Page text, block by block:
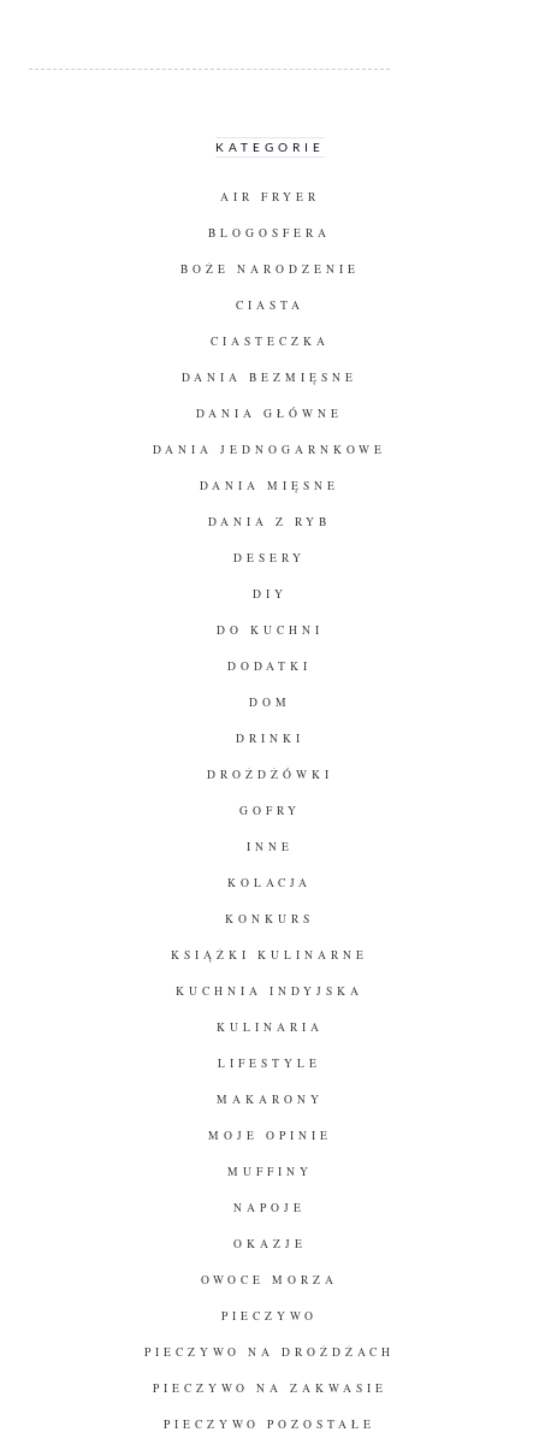
KATEGORIE
AIR FRYER
BLOGOSFERA
BOŻE NARODZENIE
CIASTA
CIASTECZKA
DANIA BEZMIĘSNE
DANIA GŁÓWNE
DANIA JEDNOGARNKOWE
DANIA MIĘSNE
DANIA Z RYB
DESERY
DIY
DO KUCHNI
DODATKI
DOM
DRINKI
DROŻDŻÓWKI
GOFRY
INNE
KOLACJA
KONKURS
KSIĄŻKI KULINARNE
KUCHNIA INDYJSKA
KULINARIA
LIFESTYLE
MAKARONY
MOJE OPINIE
MUFFINY
NAPOJE
OKAZJE
OWOCE MORZA
PIECZYWO
PIECZYWO NA DROŻDŻACH
PIECZYWO NA ZAKWASIE
PIECZYWO POZOSTAŁE